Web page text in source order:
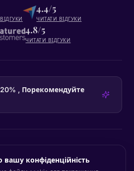
4.4/5
ЧИТАТИ ВІДГУКИ
4.8/5
ЧИТАТИ ВІДГУКИ
, Порекомендуйте
Group ApS
конфіденційність